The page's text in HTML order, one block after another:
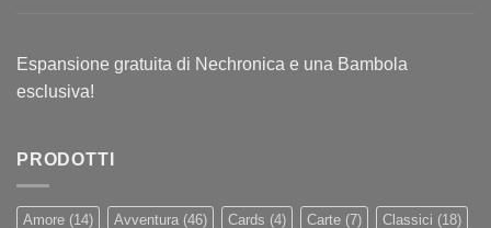
Espansione gratuita di Nechronica e una Bambola
esclusiva!
PRODOTTI
Amore (14) Avventura (46) Cards (4) Carte (7) Classici (18)